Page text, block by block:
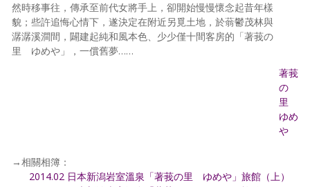
然時移事往，傳承至前代女將手上，卻開始慢慢懷念起昔年樣
貌；些許追悔心情下，遂決定在附近另覓土地，於蓊鬱茂林與
潺潺溪澗間，闢建起純和風本色、少少僅十間客房的「著莪の
里 ゆめや」，一償舊夢……
著莪
の
里
ゆめ
や
→相關相簿：
2014.02 日本新潟岩室溫泉「著莪の里 ゆめや」旅館（上）